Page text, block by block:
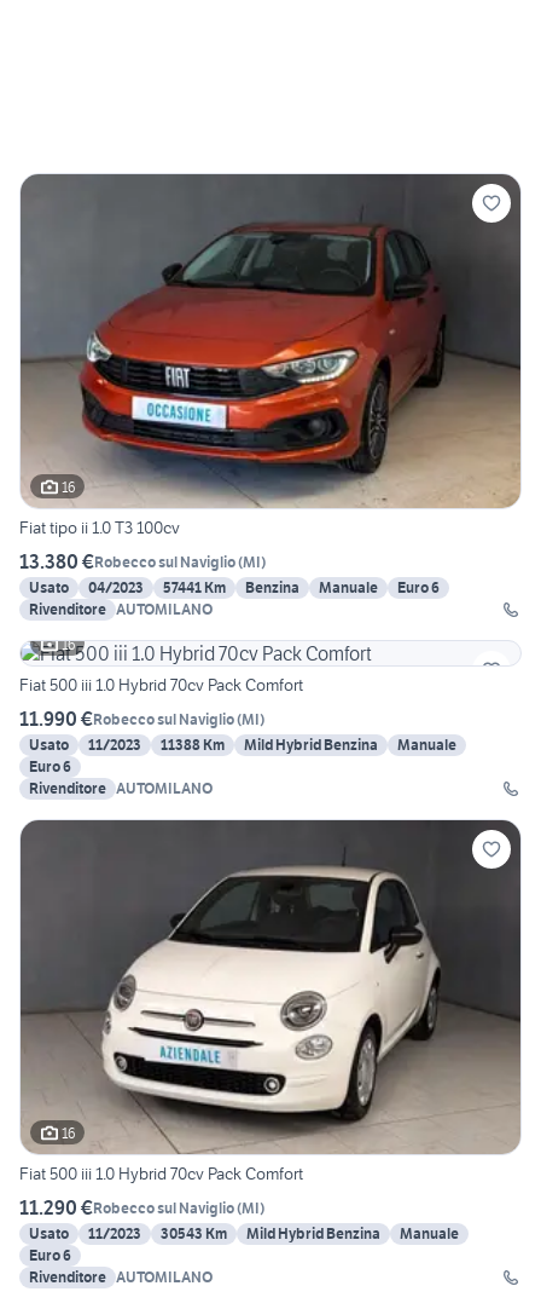
16
Fiat tipo ii 1.0 T3 100cv
13.380 €Robecco sul Naviglio(MI)
Usato
04/2023 57441 Km Benzina Manuale
Euro 6
Rivenditore AUTOMILANO
16
Fiat 500 iii 1.0 Hybrid 70cv Pack Comfort
11.990 €Robecco sul Naviglio(MI)
Usato
11/2023 11388 Km Mild Hybrid Benzina
Manuale
Euro 6
Rivenditore AUTOMILANO
16
Fiat 500 iii 1.0 Hybrid 70cv Pack Comfort
11.290 €Robecco sul Naviglio(MI)
Usato
11/2023 30543 Km Mild Hybrid Benzina
Manuale
Euro 6
Rivenditore AUTOMILANO